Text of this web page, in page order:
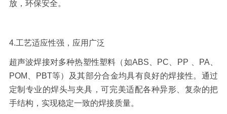
放，环保安全。
4.工艺适应性强，应用广泛
超声波焊接对多种热塑性塑料（如ABS、 PC、 PP 、 PA、
POM 、 PBT等）及其部分合金均具有良好的焊接性。通过
定制专业的焊头与夹具，可完美适配各种异形、复杂的把
手结构，实现稳定一致的焊接质量。